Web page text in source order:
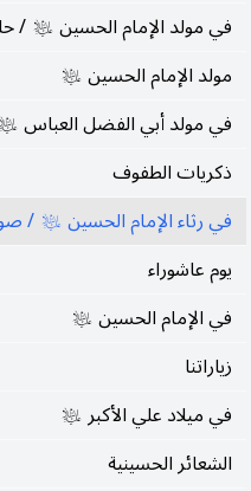
في مولد الإمام الحسين عليه‌السلام /
مولد الإمام الحسين عليه‌السلام
في مولد أبي الفضل العباس
ذكريات الطفوف
في رثاء الإمام الحسين عليه‌السلام /
يوم عاشوراء
في الإمام الحسين عليه‌السلام
زياراتنا
في ميلاد علي الأكبر عليه‌السلام
الشعائر الحسينية
يا حسين الفداء يا
صرخةٌ للحقّ
أنتَ علّمتنا إذا جنّ
هول البغي
ليس يسمو للخلد
ذابل عزمٍ
وإذا حطَّم الضلالُ
لسانَ الفكر